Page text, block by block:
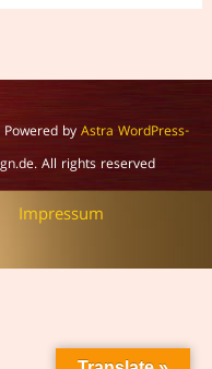
byAstra WordPress-
All rights reserved
Impressum